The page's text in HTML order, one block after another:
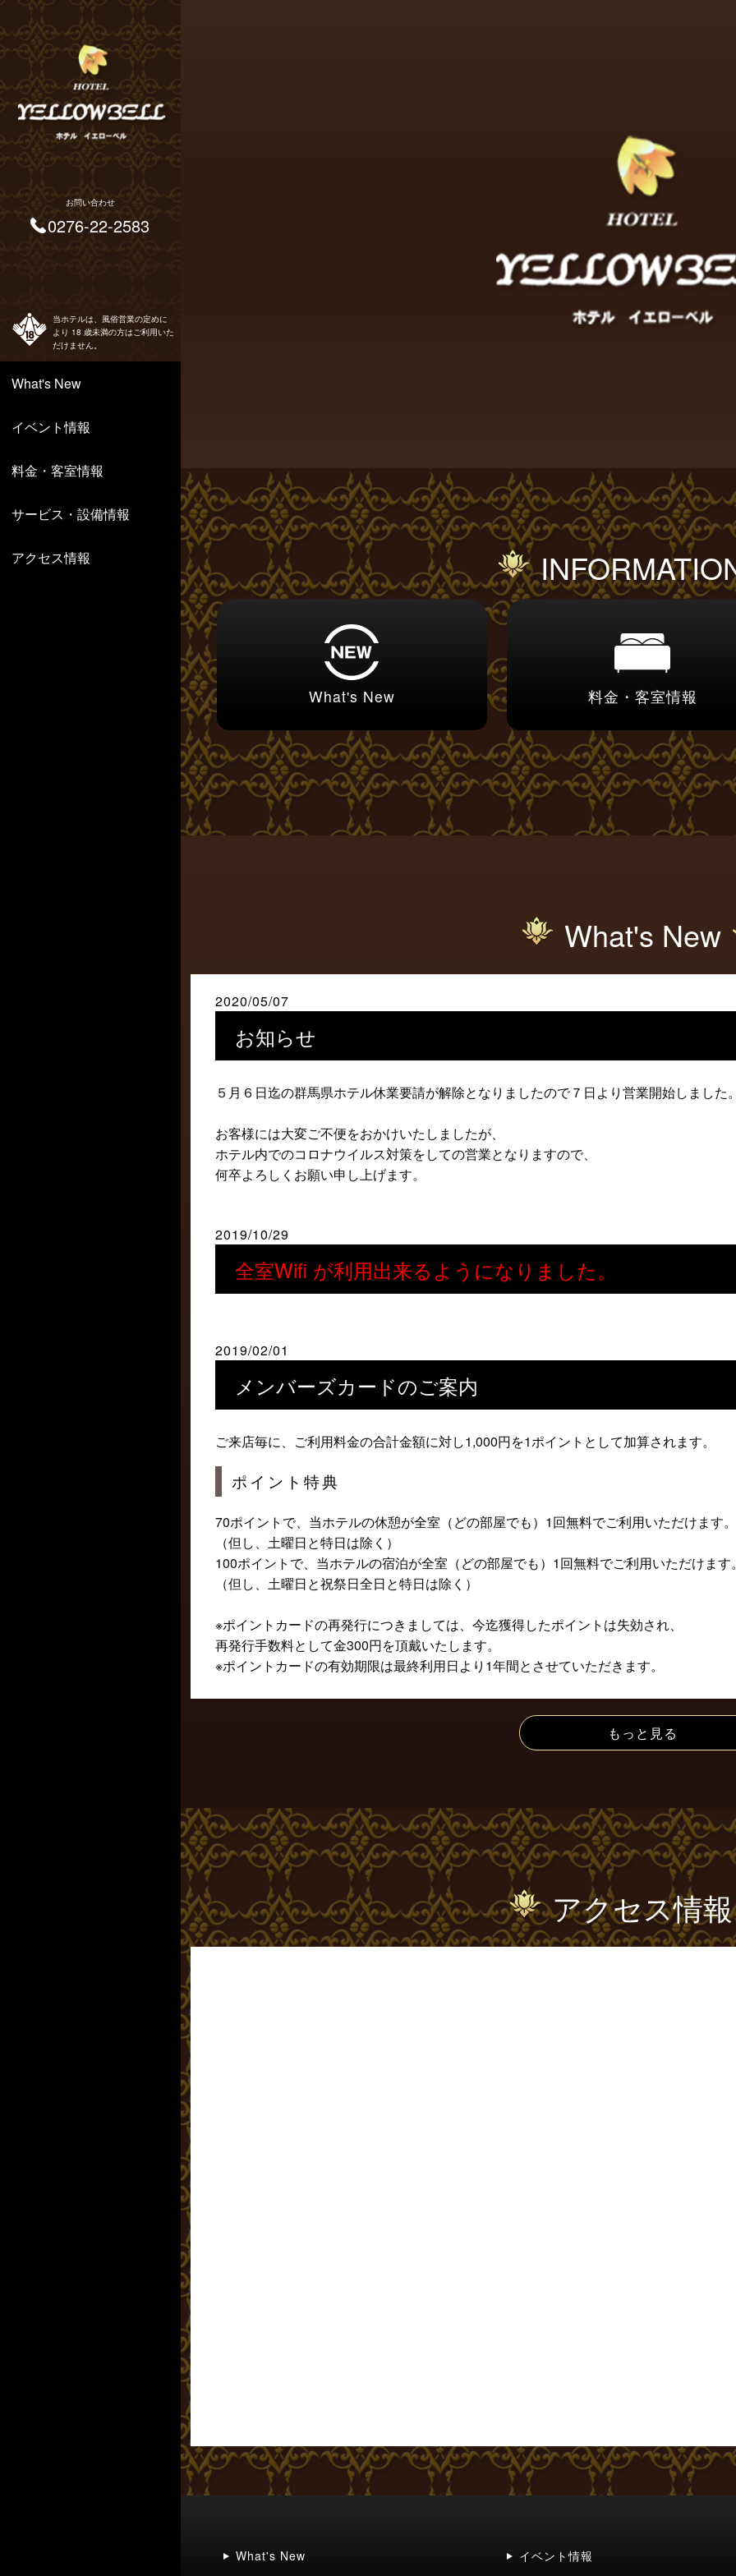
当ホテルは、風俗営業の定めに
より 18 歳未満の方はご利用いた
だけません。
お問い合わせ
0276-22-2583
What's New
イベント情報
料金・客室情報
サービス・設備情報
アクセス情報
What's New 料金・客室情報
What's New
2020/05/07
お知らせ
５月６日迄の群馬県ホテル休業要請が解除となりましたので７日より営業開始しました
お客様には大変ご不便をおかけいたしましたが、
ホテル内でのコロナウイルス対策をしての営業となりますので、
何卒よろしくお願い申し上げます。
2019/10/29
全室Wifi が利用出来るようになりました。
2019/02/01
メンバーズカードのご案内
ご来店毎に、ご利用料金の合計金額に対し1,000円を1ポイントとして加算されます。
ポイント特典
70ポイントで、当ホテルの休憩が全室（どの部屋でも）1回無料でご利用いただけます。
（但し、土曜日と特日は除く）
100ポイントで、当ホテルの宿泊が全室（どの部屋でも）1回無料でご利用いただけます
（但し、土曜日と祝祭日全日と特日は除く）
※ポイントカードの再発行につきましては、今迄獲得したポイントは失効され、
再発行手数料として金300円を頂戴いたします。
※ポイントカードの有効期限は最終利用日より1年間とさせていただきます。
もっと見る
アクセス情報
What's New イベント情報